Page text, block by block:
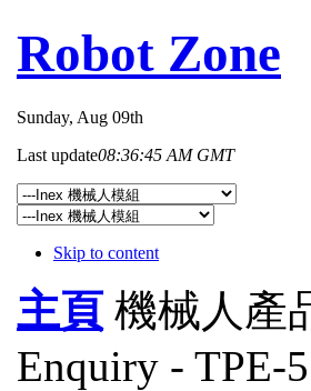
Robot Zone
Sunday, Aug 09th
Last update08:36:45 AM GMT
Skip to content
主頁 機械人產
Enquiry - TPE-